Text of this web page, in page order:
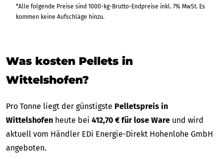
*Alle folgende Preise sind 1000-kg-Brutto-Endpreise inkl. 7% MwSt. Es
kommen keine Aufschläge hinzu.
Was kosten Pellets in
Wittelshofen?
Pro Tonne liegt der günstigste Pelletspreis in
Wittelshofen heute bei 412,70 € für lose Ware und wird
aktuell vom Händler EDi Energie-Direkt Hohenlohe GmbH
angeboten.